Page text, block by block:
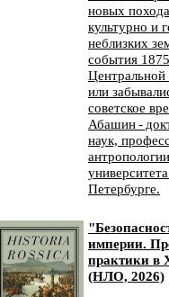
новых
культурно и
неблизких
события
Центральной
или
советское
Абашин -
наук,
Петербурге.
империи.
практики в
(НЛО, 2026)